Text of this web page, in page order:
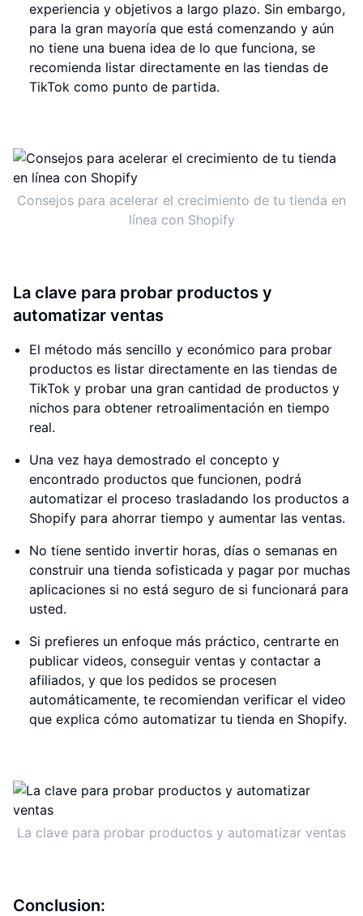
experiencia y objetivos a largo plazo. Sin embargo,
para la gran mayoría que está comenzando y aún
no tiene una buena idea de lo que funciona, se
recomienda listar directamente en las tiendas de
TikTok como punto de partida.
Consejos para acelerar el crecimiento de tu tienda en
línea con Shopify
La clave para probar productos y
automatizar ventas
El método más sencillo y económico para probar
productos es listar directamente en las tiendas de
TikTok y probar una gran cantidad de productos y
nichos para obtener retroalimentación en tiempo
real.
Una vez haya demostrado el concepto y
encontrado productos que funcionen, podrá
automatizar el proceso trasladando los productos a
Shopify para ahorrar tiempo y aumentar las ventas.
No tiene sentido invertir horas, días o semanas en
construir una tienda sofisticada y pagar por muchas
aplicaciones si no está seguro de si funcionará para
usted.
Si prefieres un enfoque más práctico, centrarte en
publicar videos, conseguir ventas y contactar a
afiliados, y que los pedidos se procesen
automáticamente, te recomiendan verificar el video
que explica cómo automatizar tu tienda en Shopify.
La clave para probar productos y automatizar ventas
Conclusion: